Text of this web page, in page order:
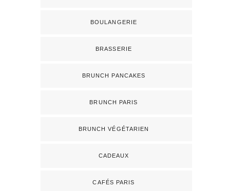
BOULANGERIE
BRASSERIE
BRUNCH PANCAKES
BRUNCH PARIS
BRUNCH VÉGÉTARIEN
CADEAUX
CAFÉS PARIS